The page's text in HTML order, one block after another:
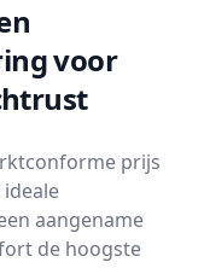
voor
prijs
aangename
de hoogste